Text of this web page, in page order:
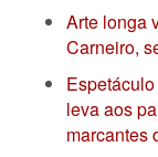
Arte longa
Carneiro,
leva aos
marcantes